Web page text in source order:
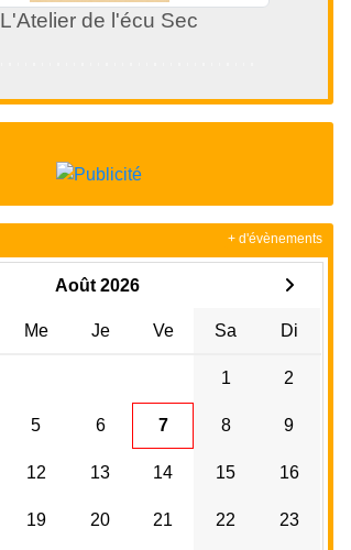
L'Atelier de l'écu Sec
Août 2026
Me Je Ve Sa Di
1 2
5 6 7 8 9
12 13 14 15 16
19 20 21 22 23
+ d'évènements